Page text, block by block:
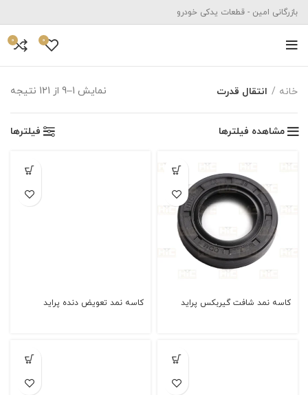
بازرگانی امین - قطعات یدکی خودرو
0
0
خانه انتقال قدرت نمایش 1–9 از 121 نتیجه
مشاهده فیلترها فیلترها
کاسه نمد شافت گیربکس پراید کاسه نمد تعویض دنده پراید